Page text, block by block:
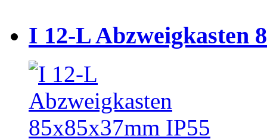
I 12-L Abzweigkasten